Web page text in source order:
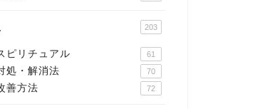
203
ピリチュアル 61
処・解消法 70
善方法 72